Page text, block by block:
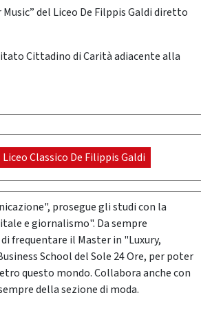
del Liceo De Filppis Galdi diretto
Cittadino di Carità adiacente alla
Liceo Classico De Filippis Galdi
prosegue gli studi con la
e giornalismo". Da sempre
frequentare il Master in "Luxury,
School del Sole 24 Ore, per poter
questo mondo. Collabora anche con
della sezione di moda.